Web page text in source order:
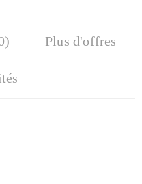
Plus d'offres